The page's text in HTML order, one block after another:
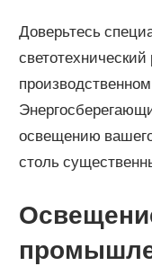
Доверьтесь
освещению
столь